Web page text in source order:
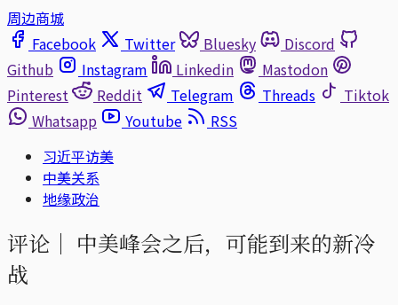
周边商城
Facebook
Twitter Bluesky
Discord
Github
Instagram Linkedin
Mastodon
Pinterest
Reddit Telegram Threads
Tiktok
Whatsapp
Youtube
RSS
习近平访美
中美关系
地缘政治
评论｜ 中美峰会之后，可能到来的新冷
战